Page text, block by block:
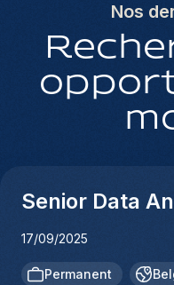
Nos
Senior Data
17/09/2025
Permanent